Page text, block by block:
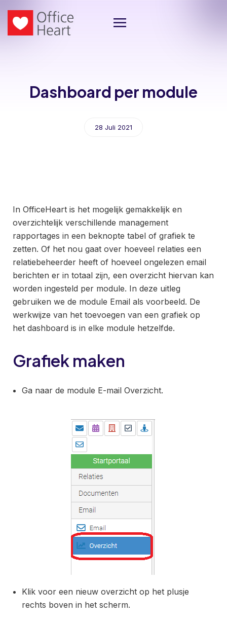
Dashboard per module
28 Juli 2021
In OfficeHeart is het mogelijk gemakkelijk en
overzichtelijk verschillende management
rapportages in een beknopte tabel of grafiek te
zetten. Of het nou gaat over hoeveel relaties een
relatiebeheerder heeft of hoeveel ongelezen email
berichten er in totaal zijn, een overzicht hiervan kan
worden ingesteld per module. In deze uitleg
gebruiken we de module Email als voorbeeld. De
werkwijze van het toevoegen van een grafiek op
het dashboard is in elke module hetzelfde.
Grafiek maken
Ga naar de module E-mail Overzicht.
Klik voor een nieuw overzicht op het plusje
rechts boven in het scherm.